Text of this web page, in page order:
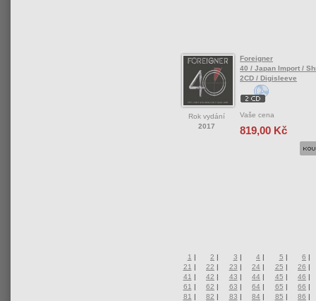
Rok vydání
2017
Foreigner
40 / Japan Import /
2CD / Digisleeve
Vaše cena
819,00 Kč
1 | 2 | 3 | 4 | 5 | 6 |
21 | 22 | 23 | 24 | 25 | 26 |
41 | 42 | 43 | 44 | 45 | 46 |
61 | 62 | 63 | 64 | 65 | 66 |
81 | 82 | 83 | 84 | 85 | 86 |